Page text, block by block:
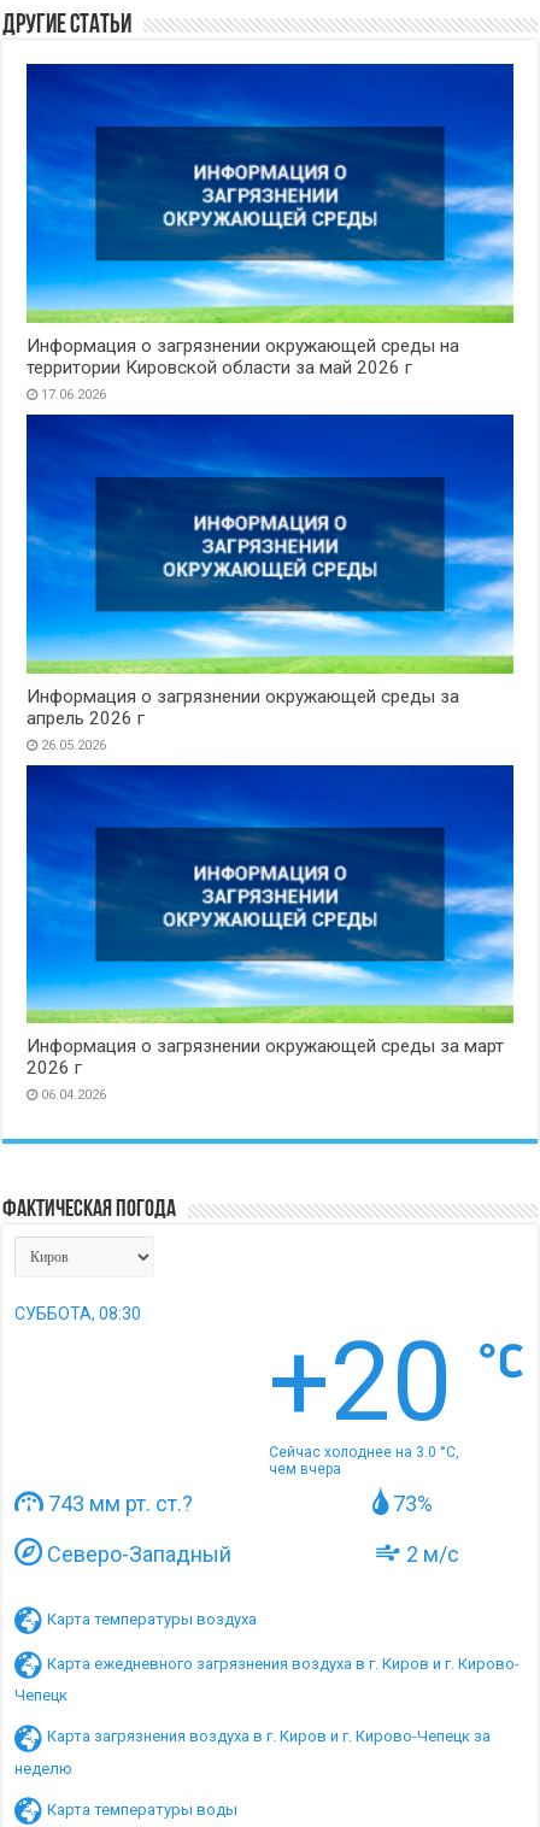
Другие статьи
Информация о загрязнении окружающей среды на
территории Кировской области за май 2026 г
17.06.2026
Информация о загрязнении окружающей среды за
апрель 2026 г
26.05.2026
Информация о загрязнении окружающей среды за март
2026 г
06.04.2026
Фактическая погода
СУББОТА, 08:30
+20
Сейчас холоднее на 3.0 °C,
чем вчера
743 мм рт. ст.?
73%
Северо-Западный
2 м/с
Карта температуры воздуха
Карта ежедневного загрязнения воздуха в г. Киров и г. Кирово-
Чепецк
Карта загрязнения воздуха в г. Киров и г. Кирово-Чепецк за
неделю
Карта температуры воды